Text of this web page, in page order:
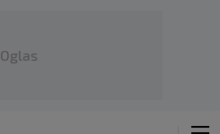
Oglas